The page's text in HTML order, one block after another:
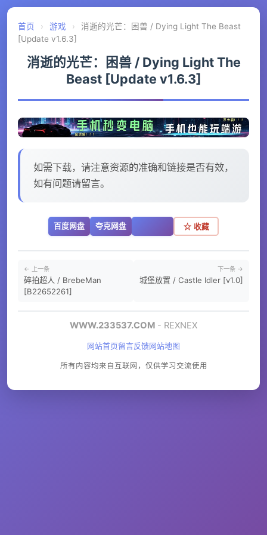
首页 › 游戏 ›
消逝的光芒：困兽 / Dying Light The Beast
[Update v1.6.3]
消逝的光芒：困兽 / Dying Light The
Beast [Update v1.6.3]
如需下载，请注意资源的准确和链接是否有效，
如有问题请留言。
百度网盘 夸克网盘 ☆ 收藏
← 上一条
碎拍超人 / BrebeMan
[B22652261]
下一条 →
城堡放置 / Castle Idler [v1.0]
WWW.233537.COM - REXNEX
网站首页留言反馈网站地图
所有内容均来自互联网，仅供学习交流使用